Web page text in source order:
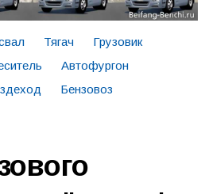
Тягач
Грузовик
Автофургон
Бензовоз